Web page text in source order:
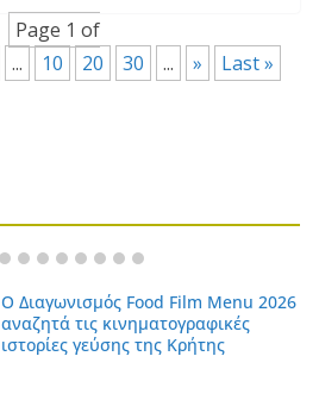
Page 1 of
... 10 20 30 ... » Last »
Ο Διαγωνισμός Food Film Menu 2026
αναζητά τις κινηματογραφικές
ιστορίες γεύσης της Κρήτης